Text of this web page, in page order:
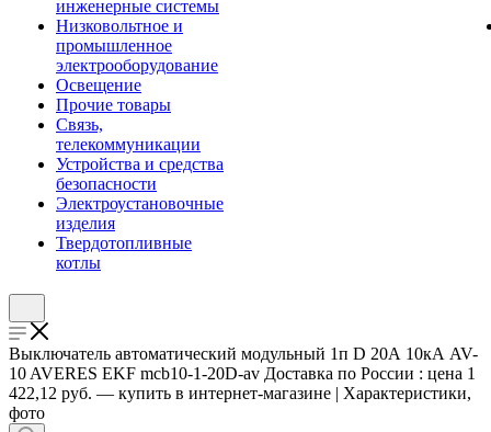
инженерные системы
Низковольтное и
промышленное
электрооборудование
Освещение
Прочие товары
Связь,
телекоммуникации
Устройства и средства
безопасности
Электроустановочные
изделия
Твердотопливные
котлы
Выключатель автоматический модульный 1п D 20А 10кА AV-
10 AVERES EKF mcb10-1-20D-av Доставка по России : цена 1
422,12 руб. — купить в интернет-магазине | Характеристики,
фото